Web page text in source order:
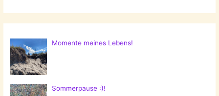
Momente meines Lebens!
Sommerpause :)!